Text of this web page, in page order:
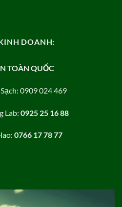
DOANH:
TOÀN QUỐC
0909 024 469
Lab: 0925 25 16 88
0766 17 78 77